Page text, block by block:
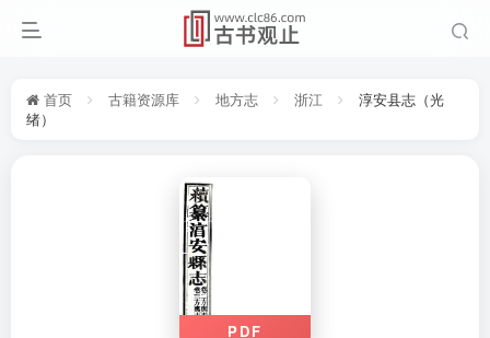
首页 古籍资源库 地方志 浙江
淳安县志（光
绪）
PDF